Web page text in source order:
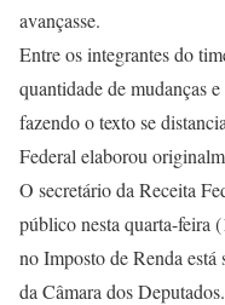
avançasse.
Entre os integrantes do
quantidade de mudanças
fazendo o texto se
Federal elaborou
O secretário da Receita
público nesta quarta-feira
no Imposto de Renda
da Câmara dos Deputados.